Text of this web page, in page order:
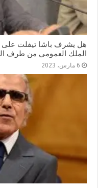
هل يشرف باشا تيفلت على
الملك العمومي من طرف
6 مارس، 2023